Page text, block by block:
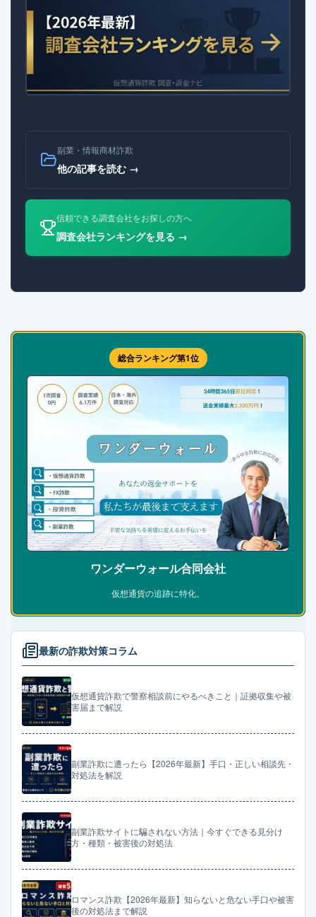
副業・情報商材詐欺
他の記事を読む →
信頼できる調査会社をお探しの方へ
調査会社ランキングを見る →
総合ランキング第1位
ワンダーウォール合同会社
仮想通貨の追跡に特化。
最新の詐欺対策コラム
仮想通貨詐欺で警察相談前にやるべきこと｜証拠収集や被
害届まで解説
副業詐欺に遭ったら【2026年最新】手口・正しい相談先・
対処法を解説
副業詐欺サイトに騙されない方法｜今すぐできる見分け
方・種類・被害後の対処法
ロマンス詐欺【2026年最新】知らないと危ない手口や被害
後の対処法まで解説